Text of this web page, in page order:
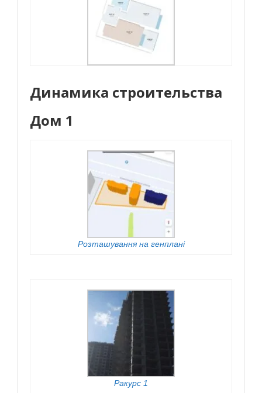
Динамика строительства
Дом 1
Розташування на генплані
Ракурс 1